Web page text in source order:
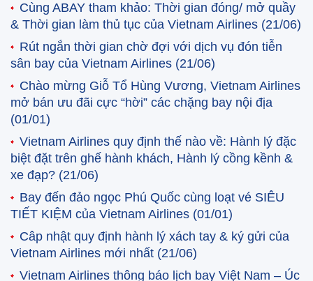
Cùng ABAY tham khảo: Thời gian đóng/ mở quầy
& Thời gian làm thủ tục của Vietnam Airlines (21/06)
Rút ngắn thời gian chờ đợi với dịch vụ đón tiễn
sân bay của Vietnam Airlines (21/06)
Chào mừng Giỗ Tổ Hùng Vương, Vietnam Airlines
mở bán ưu đãi cực “hời” các chặng bay nội địa
(01/01)
Vietnam Airlines quy định thế nào về: Hành lý đặc
biệt đặt trên ghế hành khách, Hành lý cồng kềnh &
xe đạp? (21/06)
Bay đến đảo ngọc Phú Quốc cùng loạt vé SIÊU
TIẾT KIỆM của Vietnam Airlines (01/01)
Câp nhật quy định hành lý xách tay & ký gửi của
Vietnam Airlines mới nhất (21/06)
Vietnam Airlines thông báo lịch bay Việt Nam – Úc